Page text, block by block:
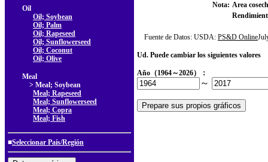
Oil
Oil; Soybean
Oil; Palm
Oil; Rapeseed
Oil; Sunflowerseed
Oil; Coconut
Oil; Olive
Meal
> Meal; Soybean
Meal; Rapeseed
Meal; Sunflowerseed
Meal; Copra
Meal; Fish
■Seleccionar País/Región
Nota: Area
Fuente de Datos: USDA: PS&D Online
Ud. Puede cambiar los siguientes valores
Año（1964～2026）：
～